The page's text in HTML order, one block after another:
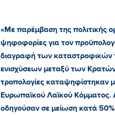
«Με παρέμβαση της πολιτικής
ψηφοφορίες για τον
διαγραφή των καταστροφικών
ενισχύσεων μεταξύ των
τροπολογίες
Ευρωπαϊκού Λαϊκού Κόμματος.
οδηγούσαν σε μείωση κατά